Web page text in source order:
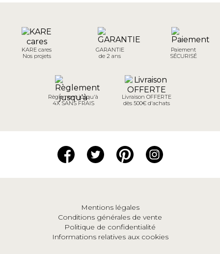
KARE cares
Nos projets
GARANTIE
de 2 ans
Paiement
SÉCURISÉ
Règlement jusqu'à
4X SANS FRAIS
Livraison OFFERTE
dès 500€ d'achats
Mentions légales
Conditions générales de vente
Politique de confidentialité
Informations relatives aux cookies